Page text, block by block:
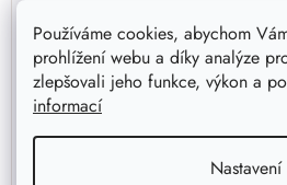
Používáme cookies, abychom
prohlížení webu a díky analýze
zlepšovali jeho funkce, výkon a
informací
Nastavení